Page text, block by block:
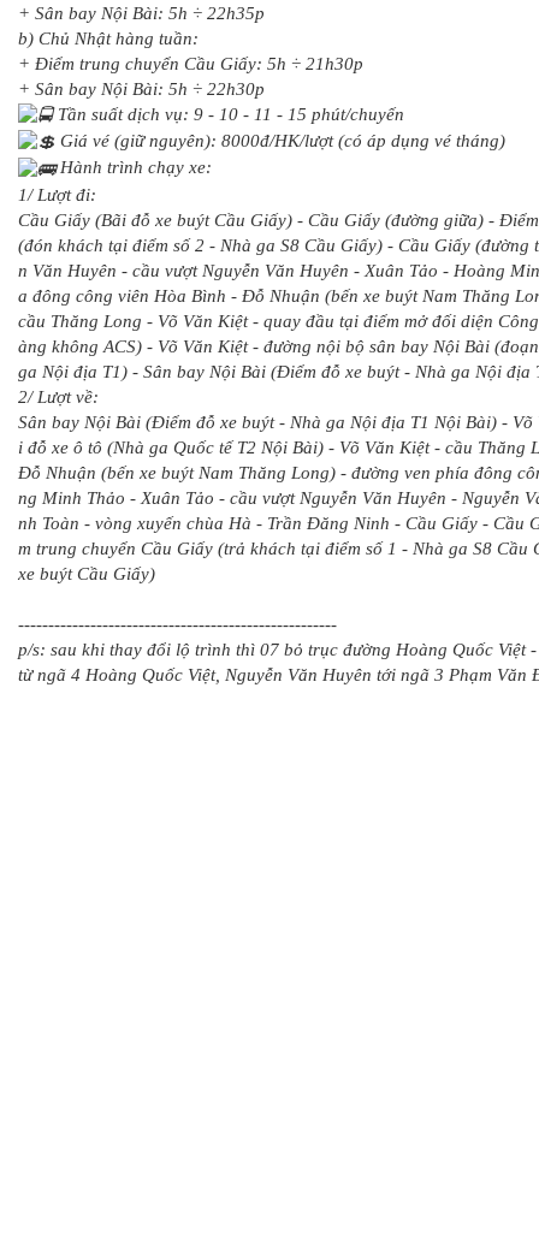
+ Sân bay Nội Bài: 5h ÷ 22h35p
b) Chủ Nhật hàng tuần:
+ Điểm trung chuyển Cầu Giấy: 5h ÷ 21h30p
+ Sân bay Nội Bài: 5h ÷ 22h30p
Tần suất dịch vụ: 9 - 10 - 11 - 15 phút/chuyến
Giá vé (giữ nguyên): 8000đ/HK/lượt (có áp dụng vé tháng)
Hành trình chạy xe:
1/ Lượt đi:
Cầu Giấy (Bãi đỗ xe buýt Cầu Giấy) - Cầu Giấy (đường giữa) -
(đón khách tại điểm số 2 - Nhà ga S8 Cầu Giấy) - Cầu Giấy (đường
n Văn Huyên - cầu vượt Nguyễn Văn Huyên - Xuân Tảo - Hoàng
a đông công viên Hòa Bình - Đỗ Nhuận (bến xe buýt Nam Thăng
cầu Thăng Long - Võ Văn Kiệt - quay đầu tại điểm mở đối diện
àng không ACS) - Võ Văn Kiệt - đường nội bộ sân bay Nội Bài
ga Nội địa T1) - Sân bay Nội Bài (Điểm đỗ xe buýt - Nhà ga Nội địa
2/ Lượt về:
Sân bay Nội Bài (Điểm đỗ xe buýt - Nhà ga Nội địa T1 Nội Bài) -
i đỗ xe ô tô (Nhà ga Quốc tế T2 Nội Bài) - Võ Văn Kiệt - cầu Thăng
Đỗ Nhuận (bến xe buýt Nam Thăng Long) - đường ven phía đông
ng Minh Thảo - Xuân Tảo - cầu vượt Nguyễn Văn Huyên - Nguyễn
nh Toàn - vòng xuyến chùa Hà - Trần Đăng Ninh - Cầu Giấy - Cầu
m trung chuyển Cầu Giấy (trả khách tại điểm số 1 - Nhà ga S8 Cầu
xe buýt Cầu Giấy)
-----------------------------------------------------
p/s: sau khi thay đổi lộ trình thì 07 bỏ trục đường Hoàng Quốc Việt
từ ngã 4 Hoàng Quốc Việt, Nguyễn Văn Huyên tới ngã 3 Phạm